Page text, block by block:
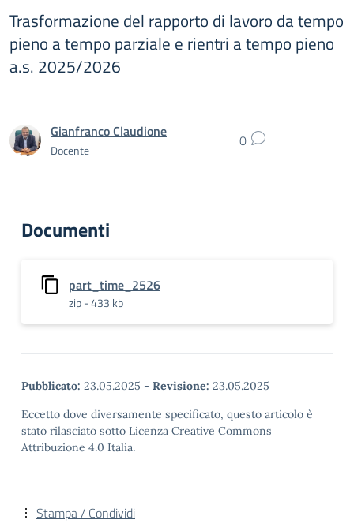
Trasformazione del rapporto di lavoro da tempo
pieno a tempo parziale e rientri a tempo pieno
a.s. 2025/2026
Gianfranco Claudione
Docente 0
Documenti
part_time_2526
zip - 433 kb
Pubblicato: 23.05.2025 - Revisione: 23.05.2025
Eccetto dove diversamente specificato, questo articolo è
stato rilasciato sotto Licenza Creative Commons
Attribuzione 4.0 Italia.
Stampa / Condividi